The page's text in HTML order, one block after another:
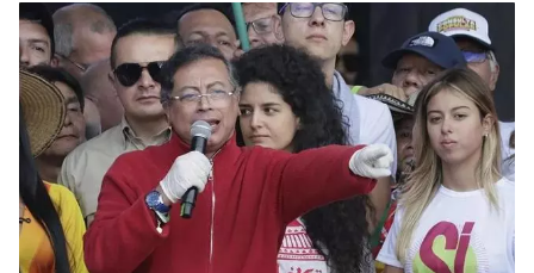
ROSTROS 2025
Leyanis Pérez, reina del triple salto